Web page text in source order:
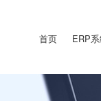
首页 ERP